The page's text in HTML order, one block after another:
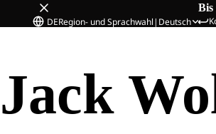
Bis
DERegion- und Sprachwahl| Deutsch
Jack